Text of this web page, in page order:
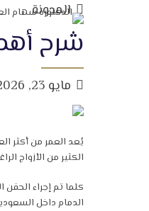
المدونة
شرح
مايو 23, 2026
يُعد العمر من أكثر
الكثير من الأزواج
كلما تم إجراء
الدمام داخل